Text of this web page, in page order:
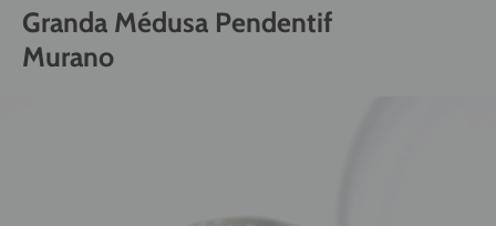
contenu
Granda Médusa Pendentif
Murano